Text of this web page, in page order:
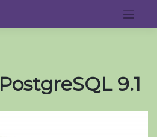
PostgreSQL 9.1